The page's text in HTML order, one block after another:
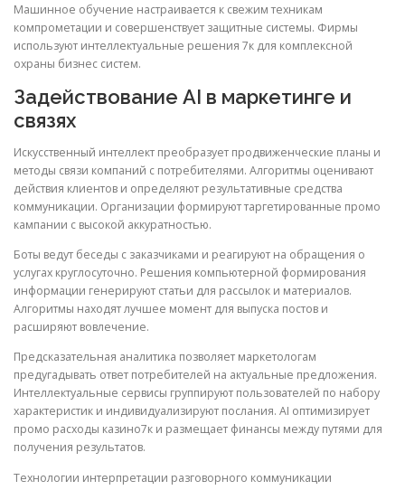
Машинное обучение настраивается к свежим техникам
компрометации и совершенствует защитные системы. Фирмы
используют интеллектуальные решения 7к для комплексной
охраны бизнес систем.
Задействование AI в маркетинге и
связях
Искусственный интеллект преобразует продвиженческие планы и
методы связи компаний с потребителями. Алгоритмы оценивают
действия клиентов и определяют результативные средства
коммуникации. Организации формируют таргетированные промо
кампании с высокой аккуратностью.
Боты ведут беседы с заказчиками и реагируют на обращения о
услугах круглосуточно. Решения компьютерной формирования
информации генерируют статьи для рассылок и материалов.
Алгоритмы находят лучшее момент для выпуска постов и
расширяют вовлечение.
Предсказательная аналитика позволяет маркетологам
предугадывать ответ потребителей на актуальные предложения.
Интеллектуальные сервисы группируют пользователей по набору
характеристик и индивидуализируют послания. AI оптимизирует
промо расходы казино7к и размещает финансы между путями для
получения результатов.
Технологии интерпретации разговорного коммуникации